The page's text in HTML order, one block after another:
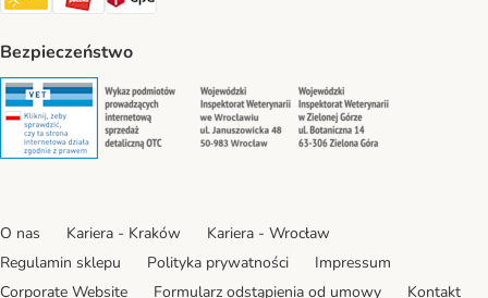
Bezpieczeństwo
Security Security Security
O nas Kariera - Kraków
Kariera - Wrocław
Regulamin sklepu
Polityka prywatności
Impressum
Corporate Website
Formularz odstąpienia od umowy Kontakt